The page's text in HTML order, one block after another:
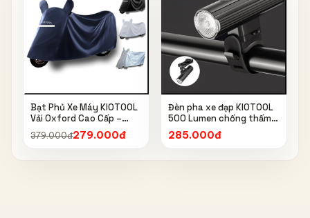
Bạt Phủ Xe Máy KIOTOOL
Vải Oxford Cao Cấp –
Chống Nắng, Chống Mưa,
Chống Bụi, Chống Tia UV,
379.000đ279.000đ
Đèn pha xe đạp KIOTOOL
500 Lumen chống thấm
nước IPX6 6603
285.000đ